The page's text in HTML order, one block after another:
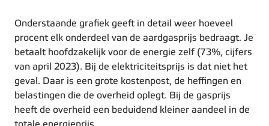
Onderstaande grafiek geeft in detail weer hoeveel
procent elk onderdeel van de aardgasprijs bedraagt. Je
betaalt hoofdzakelijk voor de energie zelf (73%, cijfers
van april 2023). Bij de elektriciteitsprijs is dat niet het
geval. Daar is een grote kostenpost, de heffingen en
belastingen die de overheid oplegt. Bij de gasprijs
heeft de overheid een beduidend kleiner aandeel in de